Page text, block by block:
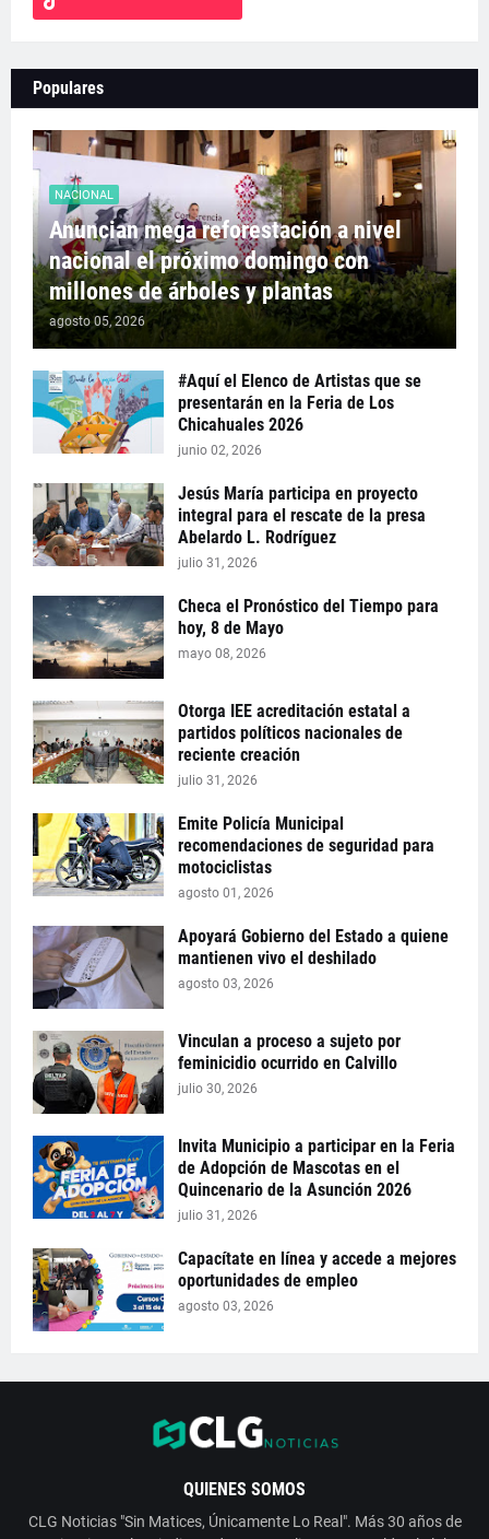
Populares
NACIONAL
Anuncian mega reforestación a nivel
nacional el próximo domingo con
millones de árboles y plantas
agosto 05, 2026
#Aquí el Elenco de Artistas que se
presentarán en la Feria de Los
Chicahuales 2026
junio 02, 2026
Jesús María participa en proyecto
integral para el rescate de la presa
Abelardo L. Rodríguez
julio 31, 2026
Checa el Pronóstico del Tiempo para
hoy, 8 de Mayo
mayo 08, 2026
Otorga IEE acreditación estatal a
partidos políticos nacionales de
reciente creación
julio 31, 2026
Emite Policía Municipal
recomendaciones de seguridad para
motociclistas
agosto 01, 2026
Apoyará Gobierno del Estado a quiene
mantienen vivo el deshilado
agosto 03, 2026
Vinculan a proceso a sujeto por
feminicidio ocurrido en Calvillo
julio 30, 2026
Invita Municipio a participar en la Feria
de Adopción de Mascotas en el
Quincenario de la Asunción 2026
julio 31, 2026
Capacítate en línea y accede a mejores
oportunidades de empleo
agosto 03, 2026
QUIENES SOMOS
CLG Noticias "Sin Matices, Únicamente Lo Real". Más 30 años de